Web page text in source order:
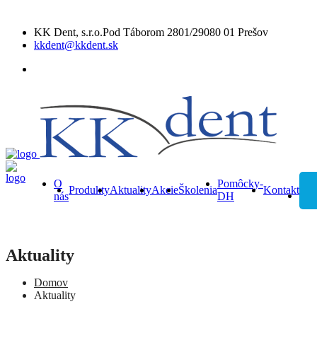
KK Dent, s.r.o.Pod Táborom 2801/29080 01 Prešov
kkdent@kkdent.sk
O
nás
ProduktyAktualityAkcieŠkolenia
Pomôcky-
DH
Kontakt
Aktuality
Domov
Aktuality